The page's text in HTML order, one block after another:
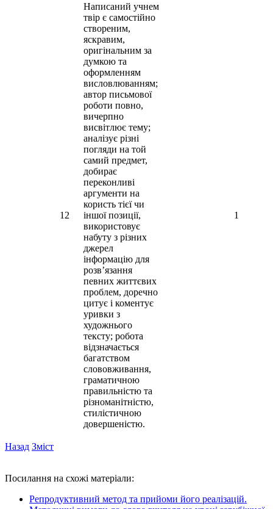
12
Написаний учнем
твір є самостійно
створеним,
яскравим,
оригінальним за
думкою та
оформленням
висловлюванням;
автор письмової
роботи повно,
вичерпно
висвітлює тему;
аналізує різні
погляди на той
самий предмет,
добирає
переконливі
аргументи на
користь тієї чи
іншої позиції,
використовує
набуту з різних
джерел
інформацію для
розв’язання
певних життєвих
проблем, доречно
цитує і коментує
уривки з
художнього
тексту; робота
відзначається
багатством
слововживання,
граматичною
правильністю та
різноманітністю,
стилістичною
довершеністю.
1
Назад Зміст
Посилання на схожі матеріали:
Репродуктивний метод та прийоми його реалізацій.